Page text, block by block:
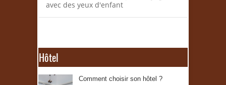
avec des yeux d'enfant
Hôtel
Comment choisir son hôtel ?